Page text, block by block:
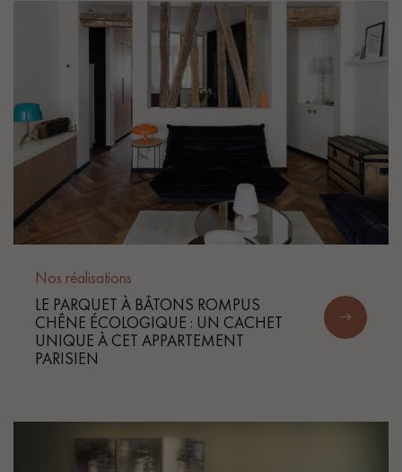
Un expert Décoplus Parquets vous appelle
Demandez un rendez-vous personnalisé
Nos réalisations
LE PARQUET À BÂTONS ROMPUS
CHÊNE ÉCOLOGIQUE : UN CACHET
UNIQUE À CET APPARTEMENT
PARISIEN